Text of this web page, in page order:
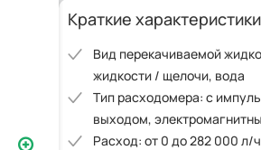
Краткие характеристики
Вид перекачиваемой
жидкости / щелочи, вода
Тип расходомера: с
выходом,
Расход: от 0 до 282 000 л/ч